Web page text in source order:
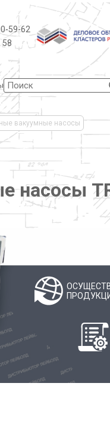
59-62
58
вакуумные насосы
насосы